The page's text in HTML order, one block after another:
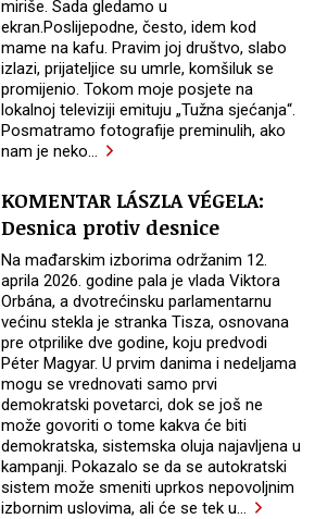
miriše. Sada gledamo u
ekran.Poslijepodne, često, idem kod
mame na kafu. Pravim joj društvo, slabo
izlazi, prijateljice su umrle, komšiluk se
promijenio. Tokom moje posjete na
lokalnoj televiziji emituju „Tužna sjećanja“.
Posmatramo fotografije preminulih, ako
nam je neko…
KOMENTAR LÁSZLA VÉGELA:
Desnica protiv desnice
Na mađarskim izborima održanim 12.
aprila 2026. godine pala je vlada Viktora
Orbána, a dvotrećinsku parlamentarnu
većinu stekla je stranka Tisza, osnovana
pre otprilike dve godine, koju predvodi
Péter Magyar. U prvim danima i nedeljama
mogu se vrednovati samo prvi
demokratski povetarci, dok se još ne
može govoriti o tome kakva će biti
demokratska, sistemska oluja najavljena u
kampanji. Pokazalo se da se autokratski
sistem može smeniti uprkos nepovoljnim
izbornim uslovima, ali će se tek u…